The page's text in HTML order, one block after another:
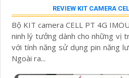
REVIEW KIT CAMERA
Bộ KIT camera CELL PT 4G
ninh lý tưởng dành cho những vị
với tính năng sử dụng pin năng
Ngoài ra...